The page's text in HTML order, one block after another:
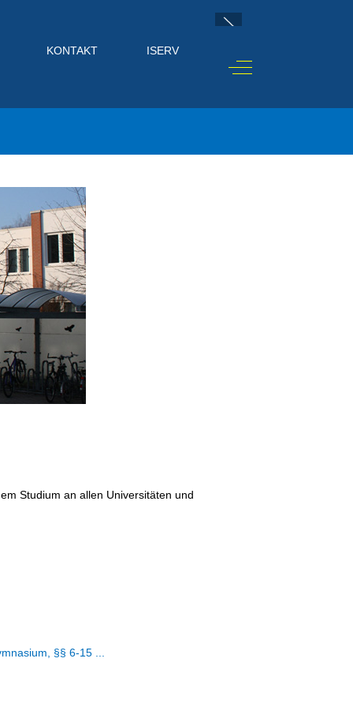
KONTAKT
ISERV
Off-Canvas Toggle
Studium an allen Universitäten und
§§ 6-15 ...